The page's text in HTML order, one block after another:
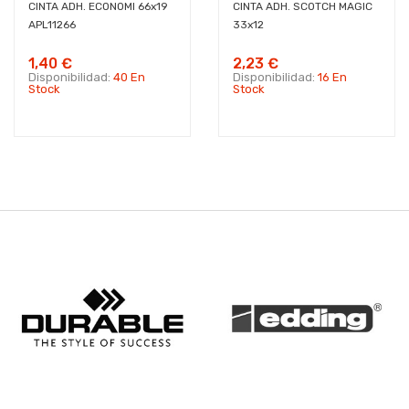
CINTA ADH. ECONOMI 66x19
APL11266
1,40 €
Disponibilidad: 40 En
Stock
CINTA ADH. SCOTCH MAGIC
33x12
2,23 €
Disponibilidad: 16 En
Stock